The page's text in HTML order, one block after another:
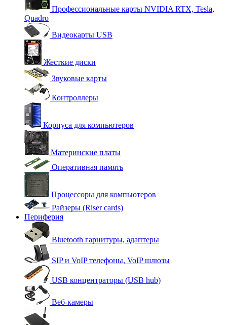
Профессиональные карты NVIDIA RTX, Tesla,
Quadro
Видеокарты USB
Жесткие диски
Звуковые карты
Контроллеры
Корпуса для компьютеров
Материнские платы
Оперативная память
Процессоры для компьютеров
Райзеры (Riser cards)
Периферия
Bluetooth гарнитуры, адаптеры
SIP и VoIP телефоны, VoIP шлюзы
USB концентраторы (USB hub)
Веб-камеры